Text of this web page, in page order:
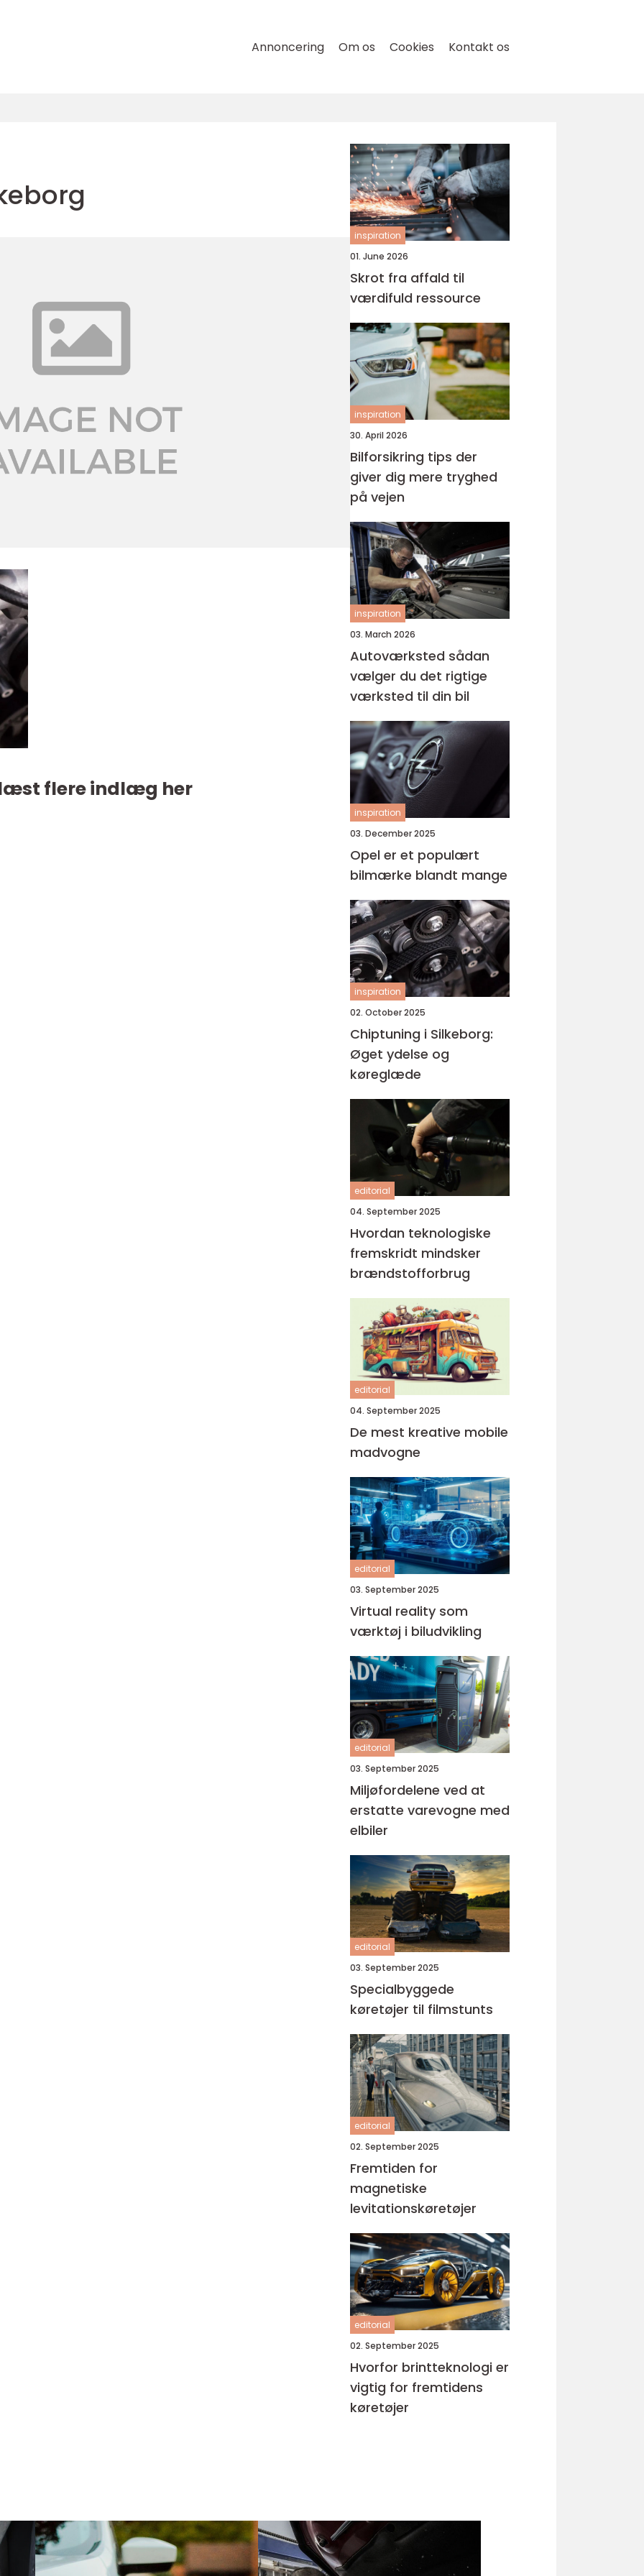
Annoncering Om os Cookies Kontakt os
flere indlæg her
inspiration
01. June 2026
Skrot fra affald til
værdifuld ressource
inspiration
30. April 2026
Bilforsikring tips der
giver dig mere tryghed
på vejen
inspiration
03. March 2026
Autoværksted sådan
vælger du det rigtige
værksted til din bil
inspiration
03. December 2025
Opel er et populært
bilmærke blandt mange
inspiration
02. October 2025
Chiptuning i Silkeborg:
Øget ydelse og
køreglæde
editorial
04. September 2025
Hvordan teknologiske
fremskridt mindsker
brændstofforbrug
editorial
04. September 2025
De mest kreative mobile
madvogne
editorial
03. September 2025
Virtual reality som
værktøj i biludvikling
editorial
03. September 2025
Miljøfordelene ved at
erstatte varevogne med
elbiler
editorial
03. September 2025
Specialbyggede
køretøjer til filmstunts
editorial
02. September 2025
Fremtiden for
magnetiske
levitationskøretøjer
editorial
02. September 2025
Hvorfor brintteknologi er
vigtig for fremtidens
køretøjer